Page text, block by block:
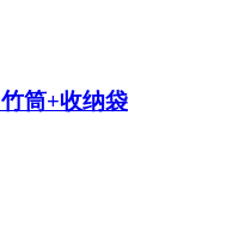
筒+收纳袋